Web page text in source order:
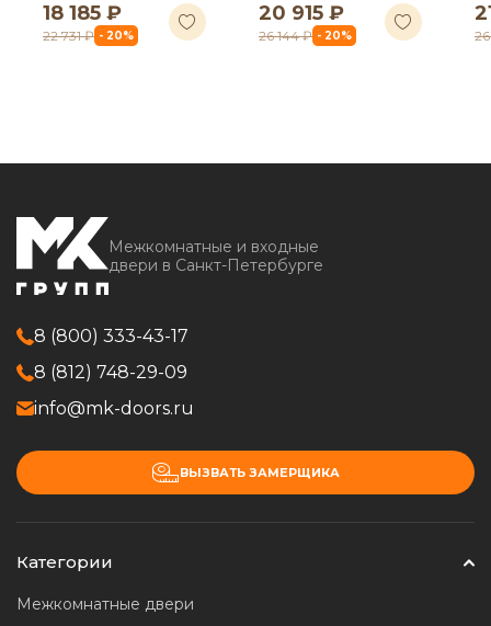
18 185 ₽
22 731 ₽ - 20%
20 915 ₽
26 144 ₽ - 20%
Межкомнатные и входные
двери в Санкт-Петербурге
8 (800) 333-43-17
8 (812) 748-29-09
info@mk-doors.ru
ВЫЗВАТЬ ЗАМЕРЩИКА
Категории
Межкомнатные двери